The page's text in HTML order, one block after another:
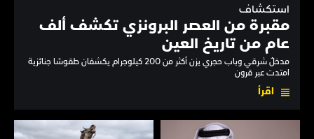
استكشاف
مقبرة من العصر البرونزي تكشف ألف
عام من تاريخ العين
مدخلٌ شرقي وباب حجري يزن أكثر من 200 كيلوجرام يكشفان طقوسًا جنائزية
امتدت عبر قرون
اقرأ